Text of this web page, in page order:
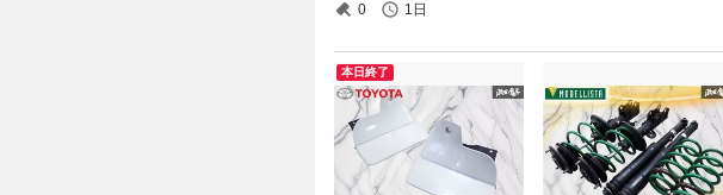
ラー0 1日
本日終了